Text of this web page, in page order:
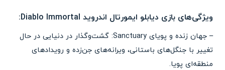
ویژگی‌های بازی دیابلو ایمورتال اندروید Diablo Immortal:
– جهان زنده و پویای Sanctuary: گشت‌وگذار در دنیایی در حال
تغییر با جنگل‌های باستانی، ویرانه‌های جن‌زده و رویدادهای
منطقه‌ای پویا.